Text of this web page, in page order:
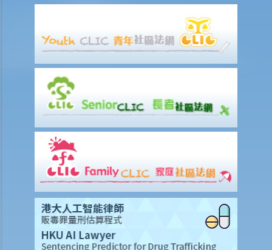
13. 草拟一份优秀的状书的基本原则是甚么？
14. 如果原告人由于预期被告人提议和解会作出还价而夸大其申索金
额，会有甚么后果？
15. 我应该在甚么时候提交有关证据？ 我应该将其有关证据附上于申索
陈述书或原诉传票上吗？
如何就民事诉讼作出抗辩
1. 怎样计算将送达认收书送交法院存档的14天时限？
2. 作为被告人，我应否就向我展开的诉讼作抗辩？
3. 如果我决定不作出抗辩，该怎么办？
4. 如果我决定就案件作出抗辩，该怎么办？
5. 如被告人未有提交送达认收书或抗辩书，结果会怎样？
6. 如被告人提交抗辩书（和反申索书），情况会怎样？
7. 如果被告人认为他确实拖欠原告人部份款项，可以怎样做？
8. 我作为民事诉讼中的被告人，但我认为另一方才应该对原告人的申索
负上责任，我应该怎么办？